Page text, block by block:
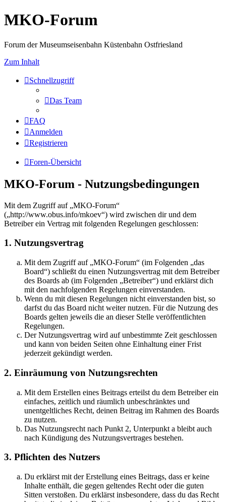
MKO-Forum
Forum der Museumseisenbahn Küstenbahn Ostfriesland
Zum Inhalt
Schnellzugriff
Das Team
FAQ
Anmelden
Registrieren
Foren-Übersicht
MKO-Forum - Nutzungsbedingungen
Mit dem Zugriff auf „MKO-Forum“
(„http://www.obus.info/mkoev“) wird zwischen dir und dem
Betreiber ein Vertrag mit folgenden Regelungen geschlossen:
1. Nutzungsvertrag
Mit dem Zugriff auf „MKO-Forum“ (im Folgenden „das
Board“) schließt du einen Nutzungsvertrag mit dem Betreiber
des Boards ab (im Folgenden „Betreiber“) und erklärst dich
mit den nachfolgenden Regelungen einverstanden.
Wenn du mit diesen Regelungen nicht einverstanden bist, so
darfst du das Board nicht weiter nutzen. Für die Nutzung des
Boards gelten jeweils die an dieser Stelle veröffentlichten
Regelungen.
Der Nutzungsvertrag wird auf unbestimmte Zeit geschlossen
und kann von beiden Seiten ohne Einhaltung einer Frist
jederzeit gekündigt werden.
2. Einräumung von Nutzungsrechten
Mit dem Erstellen eines Beitrags erteilst du dem Betreiber ein
einfaches, zeitlich und räumlich unbeschränktes und
unentgeltliches Recht, deinen Beitrag im Rahmen des Boards
zu nutzen.
Das Nutzungsrecht nach Punkt 2, Unterpunkt a bleibt auch
nach Kündigung des Nutzungsvertrages bestehen.
3. Pflichten des Nutzers
Du erklärst mit der Erstellung eines Beitrags, dass er keine
Inhalte enthält, die gegen geltendes Recht oder die guten
Sitten verstoßen. Du erklärst insbesondere, dass du das Recht